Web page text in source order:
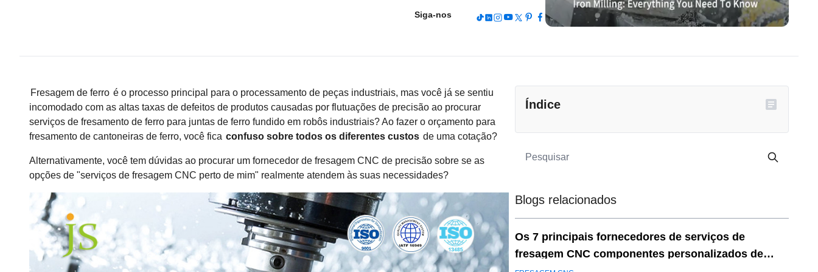
Siga-nos
Fresagem de ferro é o processo principal para o processamento de peças industriais, mas você já se sentiu
incomodado com as altas taxas de defeitos de produtos causadas por flutuações de precisão ao procurar
serviços de fresamento de ferro para juntas de ferro fundido em robôs industriais? Ao fazer o orçamento para
fresamento de cantoneiras de ferro, você fica confuso sobre todos os diferentes custos de uma cotação?
Alternativamente, você tem dúvidas ao procurar um fornecedor de fresagem CNC de precisão sobre se as
opções de "serviços de fresagem CNC perto de mim" realmente atendem às suas necessidades?
Índice
Blogs relacionados
Os 7 principais fornecedores de serviços de
fresagem CNC componentes personalizados de